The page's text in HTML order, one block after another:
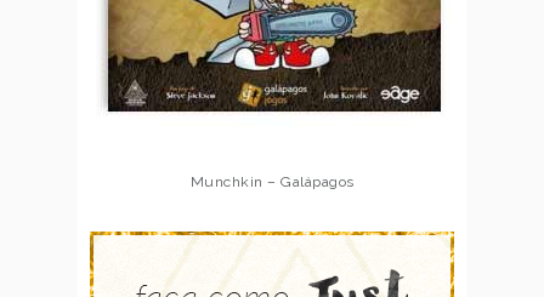
Munchkin – Galápagos